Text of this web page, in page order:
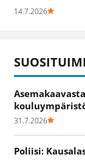
14.7.2026
31.7.2026
Poliisi: